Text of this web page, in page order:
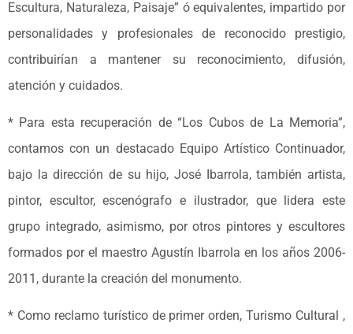
Escultura, Naturaleza, Paisaje” ó equivalentes, impartido por
personalidades y profesionales de reconocido prestigio,
contribuirían a mantener su reconocimiento, difusión,
atención y cuidados.
* Para esta recuperación de “Los Cubos de La Memoria”,
contamos con un destacado Equipo Artístico Continuador,
bajo la dirección de su hijo, José Ibarrola, también artista,
pintor, escultor, escenógrafo e ilustrador, que lidera este
grupo integrado, asimismo, por otros pintores y escultores
formados por el maestro Agustín Ibarrola en los años 2006-
2011, durante la creación del monumento.
* Como reclamo turístico de primer orden, Turismo Cultural ,